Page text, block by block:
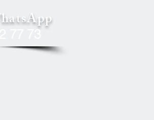
77 73